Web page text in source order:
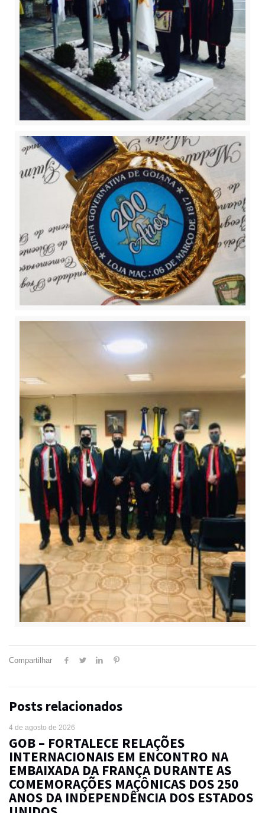
Compartilhar
Posts relacionados
4 de agosto de 2026
GOB – FORTALECE RELAÇÕES
INTERNACIONAIS EM ENCONTRO NA
EMBAIXADA DA FRANÇA DURANTE AS
COMEMORAÇÕES MAÇÔNICAS DOS 250
ANOS DA INDEPENDÊNCIA DOS ESTADOS